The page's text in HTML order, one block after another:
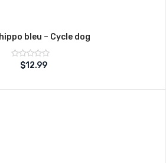
bleu – Cycle dog
Note
sur
$12.99